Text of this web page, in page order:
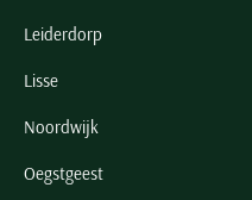
Leiderdorp
Lisse
Noordwijk
Oegstgeest